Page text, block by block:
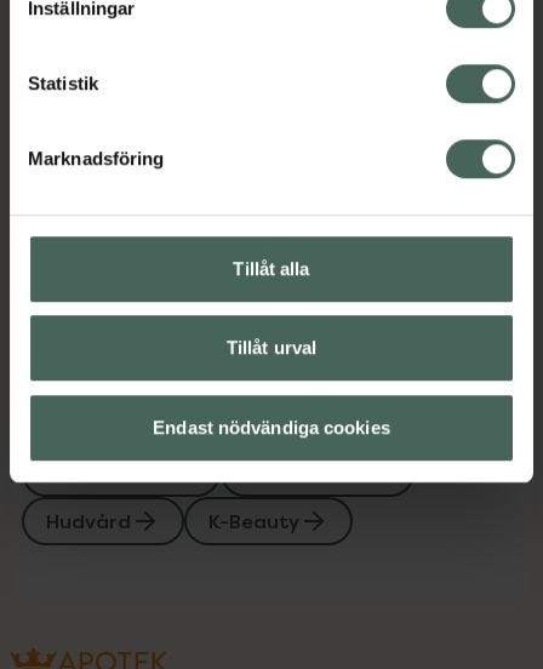
Inställningar
Statistik
Marknadsföring
Tillåt alla
Tillåt urval
Endast nödvändiga cookies
Kategorier:
Visa
Innehåll Visa
Instruktioner Visa
Upptäck flera produkter inom
Hudvård
K-Beauty